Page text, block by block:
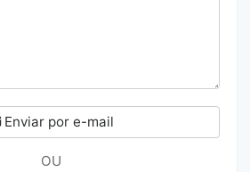
Enviar por e-mail
OU